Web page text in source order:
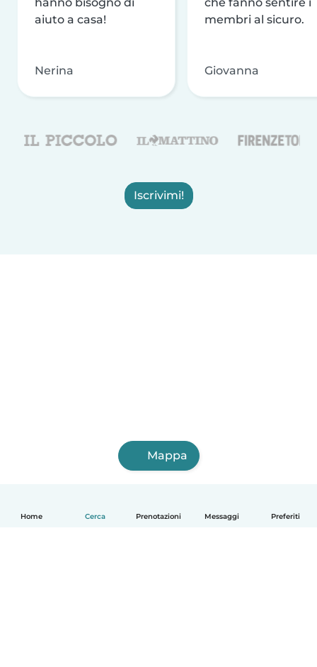
Home Cerca Prenotazioni Messaggi Preferiti
aiuto a casa!
Nerina
membri al sicuro.
Giovanna
Iscrivimi!
Mappa